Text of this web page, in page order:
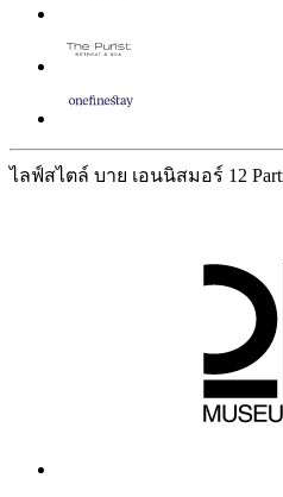
ไลฟ์สไตล์ บาย เอนนิสมอร์ 12